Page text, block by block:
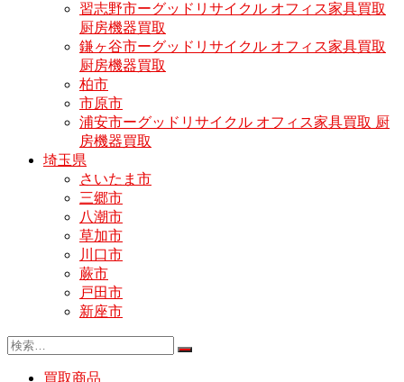
習志野市ーグッドリサイクル オフィス家具買取
厨房機器買取
鎌ヶ谷市ーグッドリサイクル オフィス家具買取
厨房機器買取
柏市
市原市
浦安市ーグッドリサイクル オフィス家具買取 厨
房機器買取
埼玉県
さいたま市
三郷市
八潮市
草加市
川口市
蕨市
戸田市
新座市
買取商品